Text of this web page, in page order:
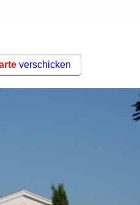
verschicken